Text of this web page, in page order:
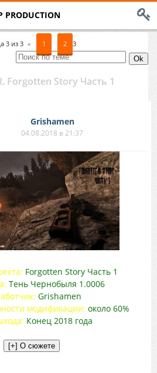
PRODUCTION
3 из 3 « 1 2 3
Forgotten Story Часть 1
Grishamen
04.08.2018 в 21:37
Forgotten Story Часть 1
Тень Чернобыля 1.0006
Grishamen
модификации: около 60%
Конец 2018 года